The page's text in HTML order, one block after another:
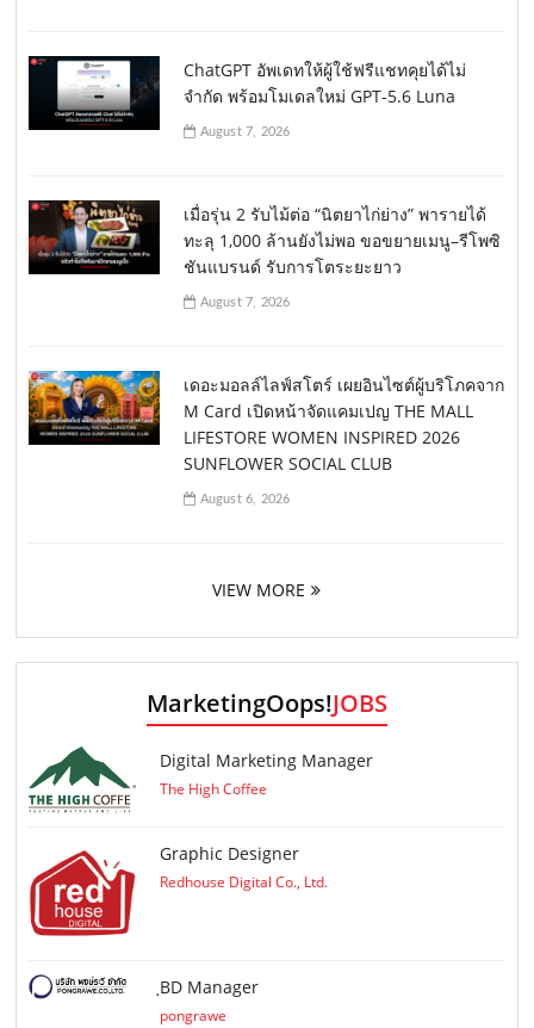
ChatGPT อัพเดทให้ผู้ใช้ฟรีแชทคุยได้ไม่
จำกัด พร้อมโมเดลใหม่ GPT-5.6 Luna
August 7, 2026
เมื่อรุ่น 2 รับไม้ต่อ “นิตยาไก่ย่าง” พารายได้
ทะลุ 1,000 ล้านยังไม่พอ ขอขยายเมนู–รีโพซิ
ชันแบรนด์ รับการโตระยะยาว
August 7, 2026
เดอะมอลล์ไลฟ์สโตร์ เผยอินไซต์ผู้บริโภคจาก
M Card เปิดหน้าจัดแคมเปญ THE MALL
LIFESTORE WOMEN INSPIRED 2026
SUNFLOWER SOCIAL CLUB
August 6, 2026
VIEW MORE
MarketingOops!JOBS
Digital Marketing Manager
The High Coffee
Graphic Designer
Redhouse Digital Co., Ltd.
ฺBD Manager
pongrawe